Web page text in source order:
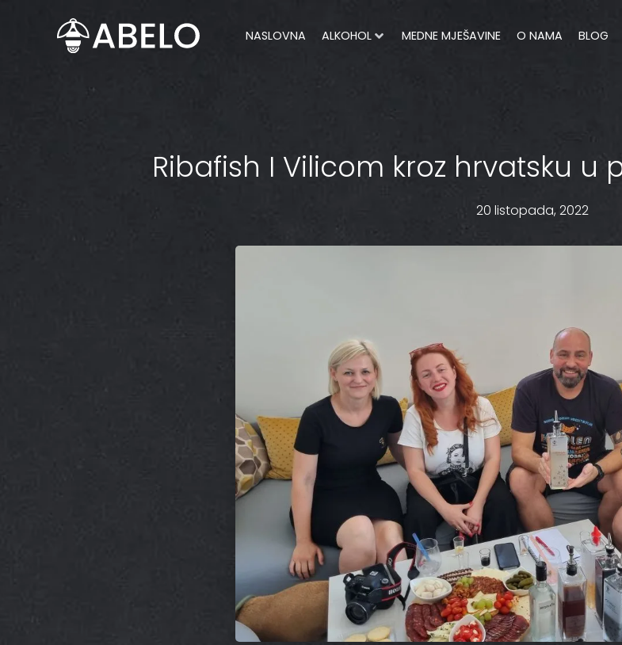
NASLOVNA ALKOHOL MEDNE MJEŠAVINE O NAMA BLOG
Ribafish I Vilicom kroz hrvatsku u
20 listopada, 2022